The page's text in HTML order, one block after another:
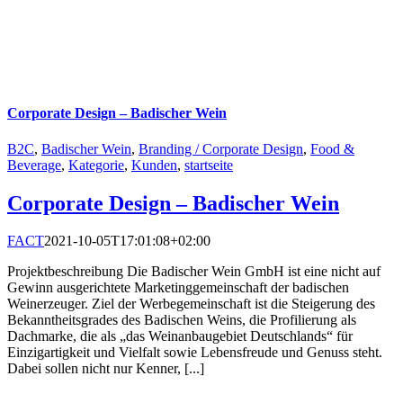
Corporate Design – Badischer Wein
B2C, Badischer Wein, Branding / Corporate Design, Food &
Beverage, Kategorie, Kunden, startseite
Corporate Design – Badischer Wein
FACT2021-10-05T17:01:08+02:00
Projektbeschreibung Die Badischer Wein GmbH ist eine nicht auf
Gewinn ausgerichtete Marketinggemeinschaft der badischen
Weinerzeuger. Ziel der Werbegemeinschaft ist die Steigerung des
Bekanntheitsgrades des Badischen Weins, die Profilierung als
Dachmarke, die als „das Weinanbaugebiet Deutschlands“ für
Einzigartigkeit und Vielfalt sowie Lebensfreude und Genuss steht.
Dabei sollen nicht nur Kenner, [...]